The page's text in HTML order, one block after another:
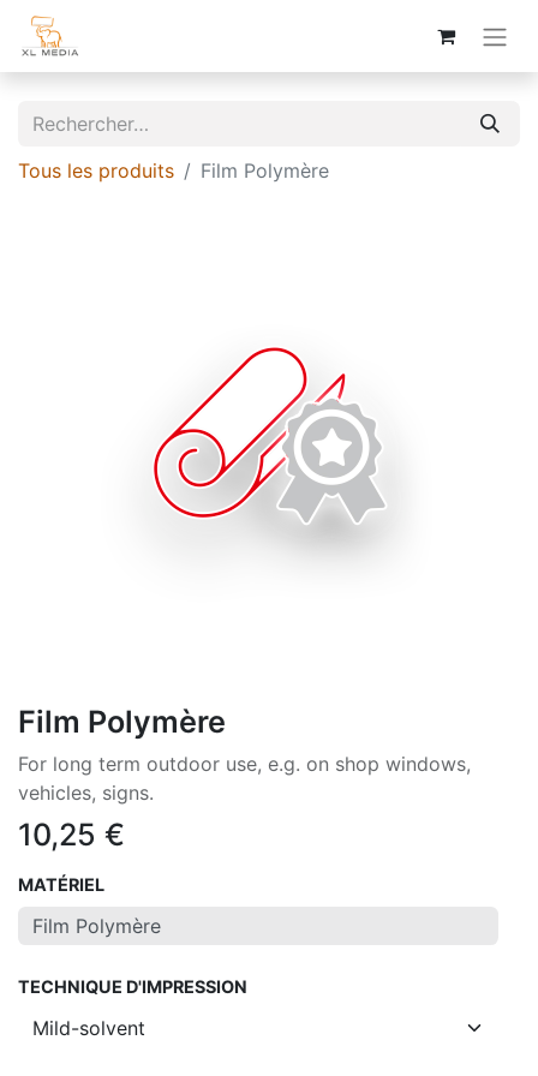
Tous les produits Film Polymère
Film Polymère
For long term outdoor use, e.g. on shop windows,
vehicles, signs.
10,25 €
MATÉRIEL
TECHNIQUE D'IMPRESSION